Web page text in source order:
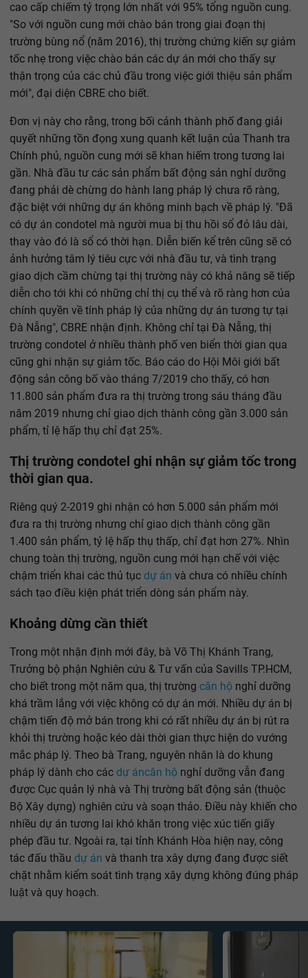
cao cấp chiếm tỷ trọng lớn nhất với 95% tổng nguồn cung.
"So với nguồn cung mới chào bán trong giai đoạn thị
trường bùng nổ (năm 2016), thị trường chứng kiến sự giảm
tốc nhẹ trong việc chào bán các dự án mới cho thấy sự
thận trọng của các chủ đầu trong việc giới thiệu sản phẩm
mới", đại diện CBRE cho biết.
Đơn vị này cho rằng, trong bối cảnh thành phố đang giải
quyết những tồn đọng xung quanh kết luận của Thanh tra
Chính phủ, nguồn cung mới sẽ khan hiếm trong tương lai
gần. Nhà đầu tư các sản phẩm bất động sản nghỉ dưỡng
đang phải dè chừng do hành lang pháp lý chưa rõ ràng,
đặc biệt với những dự án không minh bạch về pháp lý. "Đã
có dự án condotel mà người mua bị thu hồi sổ đỏ lâu dài,
thay vào đó là sổ có thời hạn. Diễn biến kể trên cũng sẽ có
ảnh hưởng tâm lý tiêu cực với nhà đầu tư, và tình trạng
giao dịch cầm chừng tại thị trường này có khả năng sẽ tiếp
diễn cho tới khi có những chỉ thị cụ thể và rõ ràng hơn của
chính quyền về tính pháp lý của những dự án tương tự tại
Đà Nẵng", CBRE nhận định. Không chỉ tại Đà Nẵng, thị
trường condotel ở nhiều thành phố ven biển thời gian qua
cũng ghi nhận sự giảm tốc. Báo cáo do Hội Môi giới bất
động sản công bố vào tháng 7/2019 cho thấy, có hơn
11.800 sản phẩm đưa ra thị trường trong sáu tháng đầu
năm 2019 nhưng chỉ giao dịch thành công gần 3.000 sản
phẩm, tỉ lệ hấp thụ chỉ đạt 25%.
Thị trường condotel ghi nhận sự giảm tốc trong
thời gian qua.
Riêng quý 2-2019 ghi nhận có hơn 5.000 sản phẩm mới
đưa ra thị trường nhưng chỉ giao dịch thành công gần
1.400 sản phẩm, tỷ lệ hấp thụ thấp, chỉ đạt hơn 27%. Nhìn
chung toàn thị trường, nguồn cung mới hạn chế với việc
chậm triển khai các thủ tục dự án và chưa có nhiều chính
sách tạo điều kiện phát triển dòng sản phẩm này.
Khoảng dừng cần thiết
Trong một nhận định mới đây, bà Võ Thị Khánh Trang,
Trưởng bộ phận Nghiên cứu & Tư vấn của Savills TP.HCM,
cho biết trong một năm qua, thị trường căn hộ nghỉ dưỡng
khá trầm lắng với việc không có dự án mới. Nhiều dự án bị
chậm tiến độ mở bán trong khi có rất nhiều dự án bị rút ra
khỏi thị trường hoặc kéo dài thời gian thực hiện do vướng
mắc pháp lý. Theo bà Trang, nguyên nhân là do khung
pháp lý dành cho các dự áncăn hộ nghỉ dưỡng vẫn đang
được Cục quản lý nhà và Thị trường bất động sản (thuộc
Bộ Xây dựng) nghiên cứu và soạn thảo. Điều này khiến cho
nhiều dự án tương lai khó khăn trong việc xúc tiến giấy
phép đầu tư. Ngoài ra, tại tỉnh Khánh Hòa hiện nay, công
tác đấu thầu dự án và thanh tra xây dựng đang được siết
chặt nhằm kiểm soát tình trạng xây dựng không đúng pháp
luật và quy hoạch.